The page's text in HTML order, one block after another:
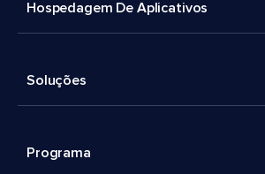
Hospedagem De Aplicativos
Soluções
Programa